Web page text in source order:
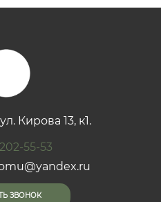
Кирова 13, к1.
55-53
ЗВОНОК